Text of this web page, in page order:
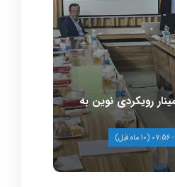
رویکردی نوین به